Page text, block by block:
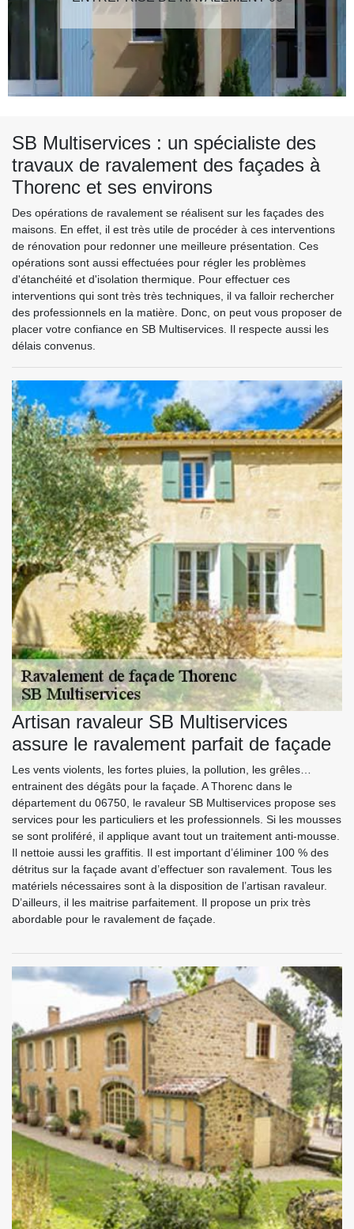
SB Multiservices : un spécialiste des
travaux de ravalement des façades à
Thorenc et ses environs
Des opérations de ravalement se réalisent sur les façades des
maisons. En effet, il est très utile de procéder à ces interventions
de rénovation pour redonner une meilleure présentation. Ces
opérations sont aussi effectuées pour régler les problèmes
d'étanchéité et d'isolation thermique. Pour effectuer ces
interventions qui sont très très techniques, il va falloir rechercher
des professionnels en la matière. Donc, on peut vous proposer de
placer votre confiance en SB Multiservices. Il respecte aussi les
délais convenus.
Artisan ravaleur SB Multiservices
assure le ravalement parfait de façade
Les vents violents, les fortes pluies, la pollution, les grêles…
entrainent des dégâts pour la façade. A Thorenc dans le
département du 06750, le ravaleur SB Multiservices propose ses
services pour les particuliers et les professionnels. Si les mousses
se sont proliféré, il applique avant tout un traitement anti-mousse.
Il nettoie aussi les graffitis. Il est important d’éliminer 100 % des
détritus sur la façade avant d’effectuer son ravalement. Tous les
matériels nécessaires sont à la disposition de l’artisan ravaleur.
D’ailleurs, il les maitrise parfaitement. Il propose un prix très
abordable pour le ravalement de façade.